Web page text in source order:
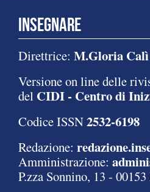
INSEGNARE
Direttrice: M.Gloria Calì
Versione on line delle
del CIDI - Centro di
Codice ISSN2532-6198
Redazione:
Amministrazione:
P.zza Sonnino, 13 -